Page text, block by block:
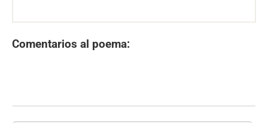
Comentarios al poema: